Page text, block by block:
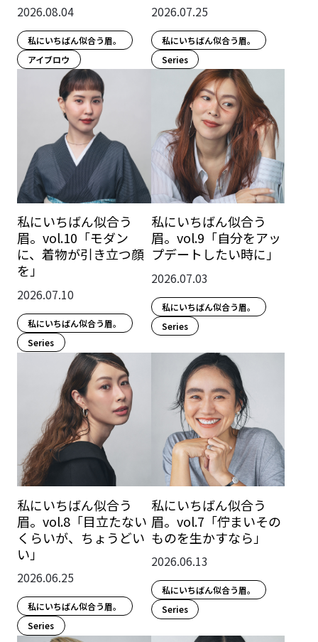
2026.08.04
私にいちばん似合う眉。
アイブロウ
2026.07.25
私にいちばん似合う眉。
Series
私にいちばん似合う
眉。vol.10「モダン
に、着物が引き立つ顔
を」
2026.07.10
私にいちばん似合う眉。
Series
私にいちばん似合う
眉。vol.9「自分をアッ
プデートしたい時に」
2026.07.03
私にいちばん似合う眉。
Series
私にいちばん似合う
眉。vol.8「目立たない
くらいが、ちょうどい
い」
2026.06.25
私にいちばん似合う眉。
Series
私にいちばん似合う
眉。vol.7「佇まいその
ものを生かすなら」
2026.06.13
私にいちばん似合う眉。
Series